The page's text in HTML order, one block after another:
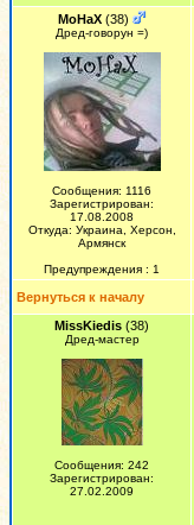
MoHaX (38)
Дред-говорун =)
Сообщения: 1116
Зарегистрирован:
17.08.2008
Откуда: Украина, Херсон,
Армянск
Предупреждения : 1
Вернуться к началу
MissKiedis (38)
Дред-мастер
Сообщения: 242
Зарегистрирован:
27.02.2009